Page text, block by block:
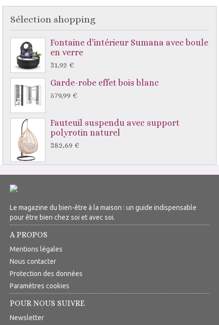
Sélection shopping
Fontaine d'intérieur Sumana avec boule
en verre
31,92 €
Garde-robe effet bois blanc
579,99 €
Fauteuil suspendu avec support
polyrotin naturel
382,69 €
Le magazine du bien-être à la maison : un guide indispensable
pour être bien chez soi et avec soi.
A PROPOS
Mentions légales
Nous contacter
Protection des données
Paramètres cookies
POUR NOUS SUIVRE
Newsletter